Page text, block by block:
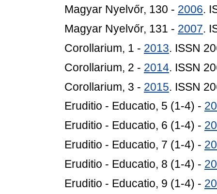
Magyar Nyelvőr, 130 - 2006.
Magyar Nyelvőr, 131 - 2007.
Corollarium, 1 - 2013. ISSN
Corollarium, 2 - 2014. ISSN
Corollarium, 3 - 2015. ISSN
Eruditio - Educatio, 5 (1-4) -
Eruditio - Educatio, 6 (1-4) -
Eruditio - Educatio, 7 (1-4) -
Eruditio - Educatio, 8 (1-4) -
Eruditio - Educatio, 9 (1-4) -